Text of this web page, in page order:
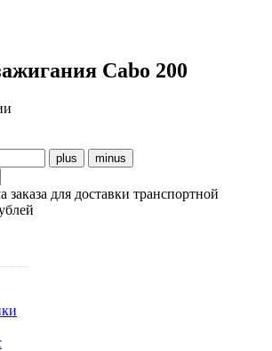
Cabo 200
для доставки транспортной